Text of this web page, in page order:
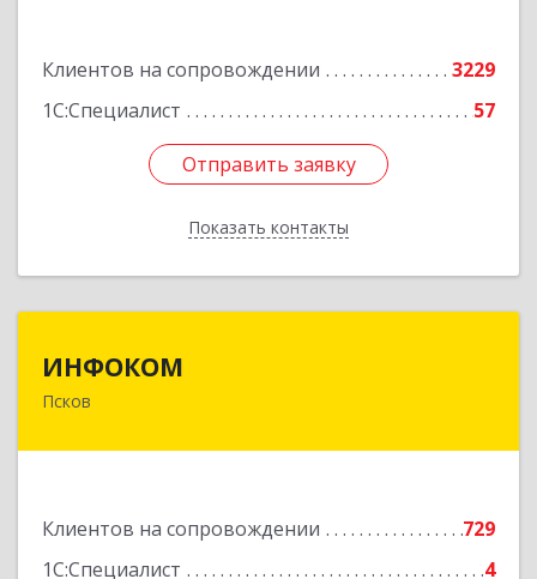
Клиентов на сопровождении
3229
1С:Специалист
57
Отправить заявку
Показать контакты
Отправить заявку
Назад
ИНФОКОМ
Псков
Клиентов на сопровождении
729
1С:Специалист
4
180000, Псковская обл, Псков г, Советская ул,